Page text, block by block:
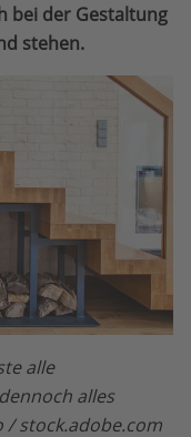
bei der Gestaltung
stehen.
alle
alles
/ stock.adobe.com